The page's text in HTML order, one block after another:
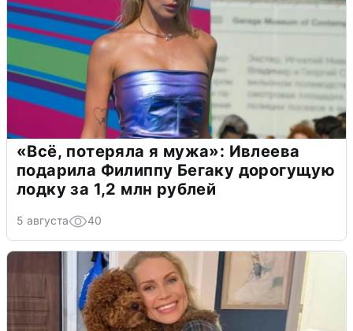
«Всё, потеряла я мужа»: Ивлеева
подарила Филиппу Бегаку дорогущую
лодку за 1,2 млн рублей
5 августа 40